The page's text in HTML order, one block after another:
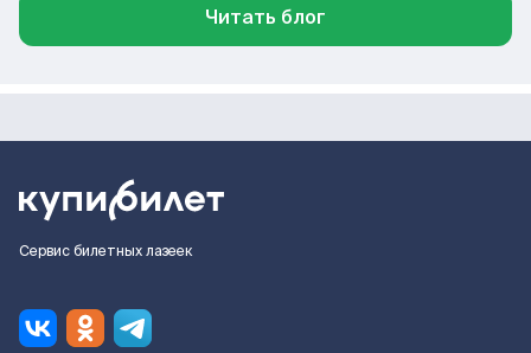
Читать блог
Сервис билетных лазеек